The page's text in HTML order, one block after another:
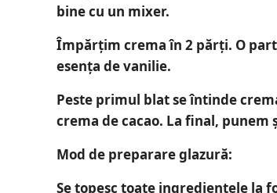
bine cu un mixer.
Împărțim crema în 2 părți. O
esența de vanilie.
Peste primul blat se întinde
crema de cacao. La final,
Mod de preparare glazură:
Se topesc toate ingredientele la